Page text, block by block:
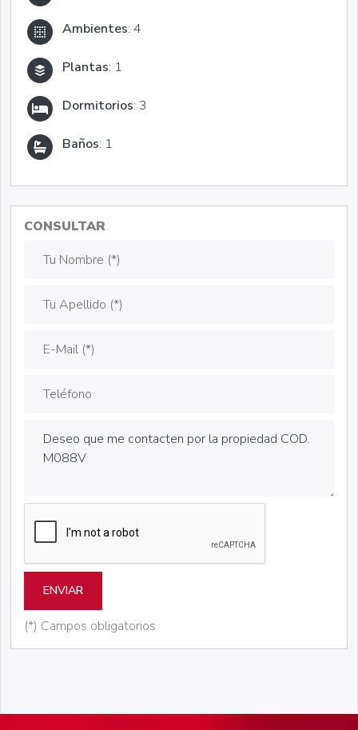
Ambientes: 4
Plantas: 1
Dormitorios: 3
Baños: 1
CONSULTAR
ENVIAR
(*) Campos obligatorios